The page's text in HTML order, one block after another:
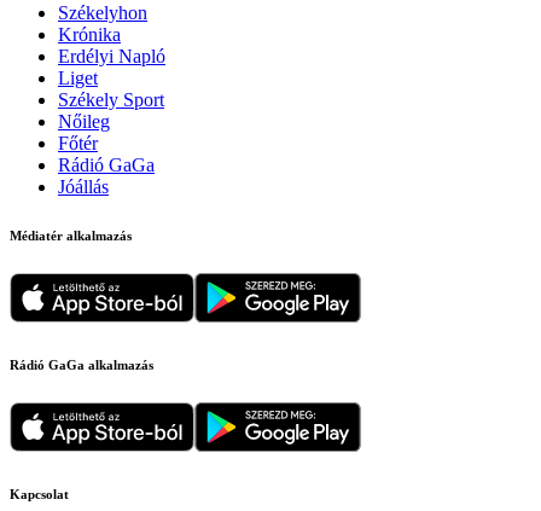
Székelyhon
Krónika
Erdélyi Napló
Liget
Székely Sport
Nőileg
Főtér
Rádió GaGa
Jóállás
Médiatér alkalmazás
Rádió GaGa alkalmazás
Kapcsolat